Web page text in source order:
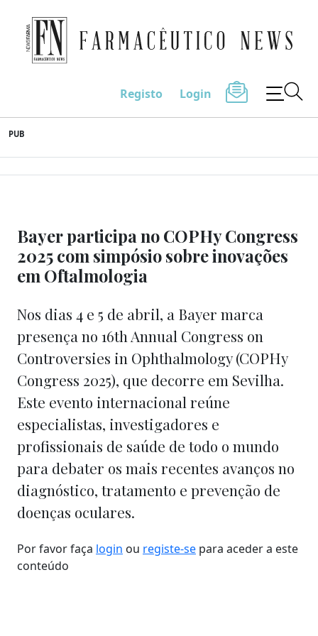
to
content
Farmacêutico News
Registo Login
PUB
Bayer participa no COPHy Congress
2025 com simpósio sobre inovações
em Oftalmologia
Nos dias 4 e 5 de abril, a Bayer marca
presença no 16th Annual Congress on
Controversies in Ophthalmology (COPHy
Congress 2025), que decorre em Sevilha.
Este evento internacional reúne
especialistas, investigadores e
profissionais de saúde de todo o mundo
para debater os mais recentes avanços no
diagnóstico, tratamento e prevenção de
doenças oculares.
Por favor faça login ou registe-se para aceder a este
conteúdo